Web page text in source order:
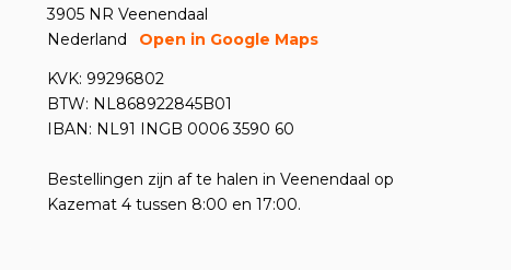
3905 NR Veenendaal
Nederland
Open in Google Maps
KVK: 99296802
BTW: NL868922845B01
IBAN: NL91 INGB 0006 3590 60
Bestellingen zijn af te halen in Veenendaal op
Kazemat 4 tussen 8:00 en 17:00.